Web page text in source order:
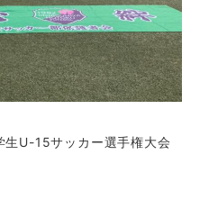
生U-15サッカー選手権大会